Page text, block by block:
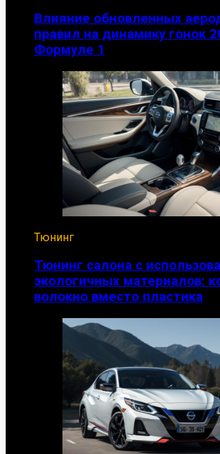
Влияние обновленных
правил на динамику гонок
Формуле 1
Тюнинг
Тюнинг салона с
экологичных материалов:
волокно вместо пластика